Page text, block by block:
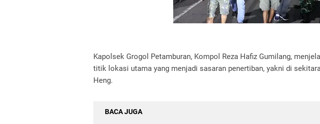
Kapolsek Grogol Petamburan, Kompol Reza Hafiz Gumilang,
titik lokasi utama yang menjadi sasaran penertiban, yakni di
Heng.
BACA JUGA